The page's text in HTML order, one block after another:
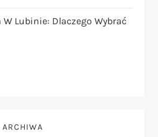
Lubinie: Dlaczego Wybrać
ARCHIWA